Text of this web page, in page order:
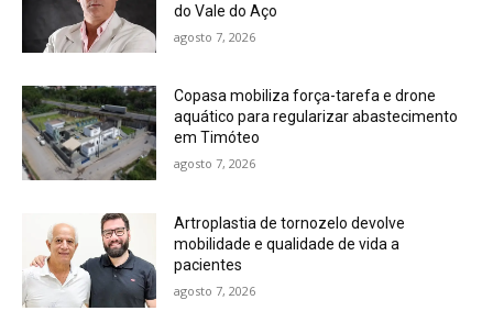
do Vale do Aço
agosto 7, 2026
Copasa mobiliza força-tarefa e drone
aquático para regularizar abastecimento
em Timóteo
agosto 7, 2026
Artroplastia de tornozelo devolve
mobilidade e qualidade de vida a
pacientes
agosto 7, 2026